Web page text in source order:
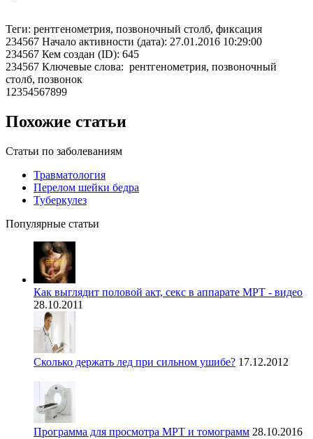
Теги: рентгенометрия, позвоночный столб, фиксация
234567 Начало активности (дата): 27.01.2016 10:29:00
234567 Кем создан (ID): 645
234567 Ключевые слова: рентгенометрия, позвоночный
столб, позвонок
12354567899
Похожие статьи
Статьи по заболеваниям
Травматология
Перелом шейки бедра
Туберкулез
Популярные статьи
Как выглядит половой акт, секс в аппарате МРТ - видео
28.10.2011
Сколько держать лед при сильном ушибе? 17.12.2012
Программа для просмотра МРТ и томограмм 28.10.2016